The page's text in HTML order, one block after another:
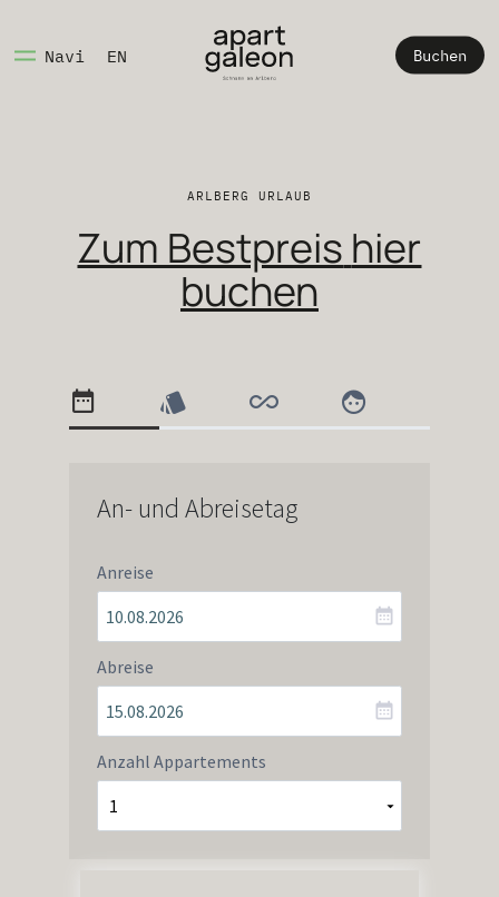
Navi EN Buchen
ARLBERG URLAUB
Zum Bestpreis hier
buchen
An- und Abreisetag
Anreise
Abreise
Anzahl Appartements